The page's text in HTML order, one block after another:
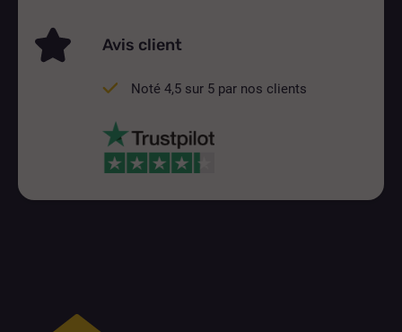
Avis client
Noté 4,5 sur 5 par nos clients